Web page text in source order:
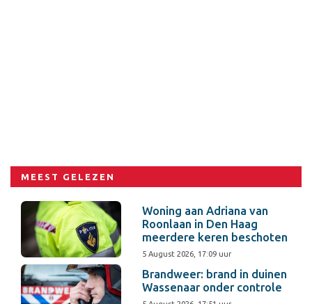
MEEST GELEZEN
Woning aan Adriana van
Roonlaan in Den Haag
meerdere keren beschoten
5 August 2026, 17:09 uur
Brandweer: brand in duinen
Wassenaar onder controle